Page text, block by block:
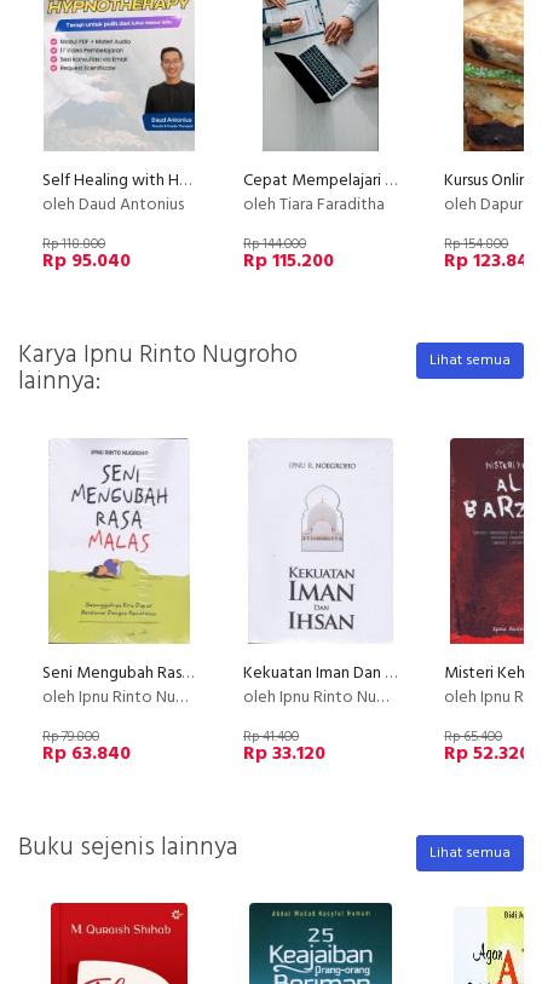
Self Healing with Hypnotherapy
oleh Daud Antonius
Rp 118.800
Rp 95.040
Cepat Mempelajari Asuransi Sebelum Membeli
oleh Tiara Faraditha
Rp 144.000
Rp 115.200
oleh Dapur
Rp 154.800
Rp 123.840
Karya Ipnu Rinto Nugroho
lainnya:
Lihat semua
Seni Mengubah Rasa Malas
oleh Ipnu Rinto Nugroho
Rp 79.800
Rp 63.840
Kekuatan Iman Dan Ihsan
oleh Ipnu Rinto Nugroho
Rp 41.400
Rp 33.120
oleh Ipnu Rinto
Rp 65.400
Rp 52.320
Buku sejenis lainnya Lihat semua